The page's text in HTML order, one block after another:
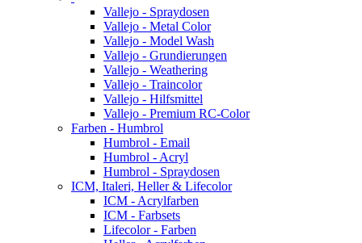
Vallejo - Spraydosen
Vallejo - Metal Color
Vallejo - Model Wash
Vallejo - Grundierungen
Vallejo - Weathering
Vallejo - Traincolor
Vallejo - Hilfsmittel
Vallejo - Premium RC-Color
Farben - Humbrol
Humbrol - Email
Humbrol - Acryl
Humbrol - Spraydosen
ICM, Italeri, Heller & Lifecolor
ICM - Acrylfarben
ICM - Farbsets
Lifecolor - Farben